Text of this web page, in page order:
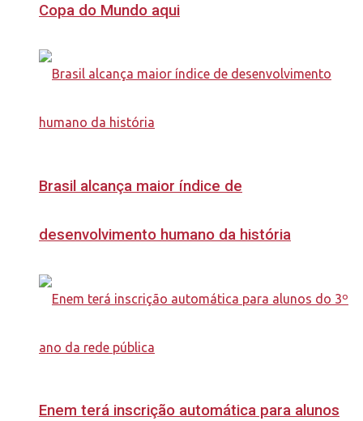
Copa do Mundo aqui
Brasil alcança maior índice de
desenvolvimento humano da história
Enem terá inscrição automática para alunos